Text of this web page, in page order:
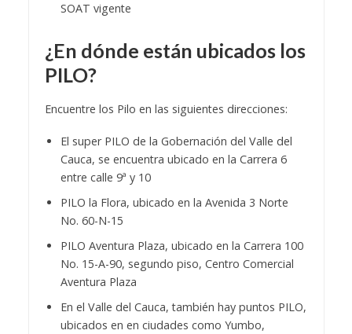
SOAT vigente
¿En dónde están ubicados los
PILO?
Encuentre los Pilo en las siguientes direcciones:
El super PILO de la Gobernación del Valle del
Cauca, se encuentra ubicado en la Carrera 6
entre calle 9ª y 10
PILO la Flora, ubicado en la Avenida 3 Norte
No. 60-N-15
PILO Aventura Plaza, ubicado en la Carrera 100
No. 15-A-90, segundo piso, Centro Comercial
Aventura Plaza
En el Valle del Cauca, también hay puntos PILO,
ubicados en en ciudades como Yumbo,